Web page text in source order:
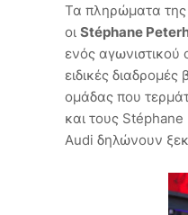
Τα πληρώματα της
οι Stéphane
ενός αγωνιστικού
ειδικές
ομάδας που
και τους
Audi δηλώνουν